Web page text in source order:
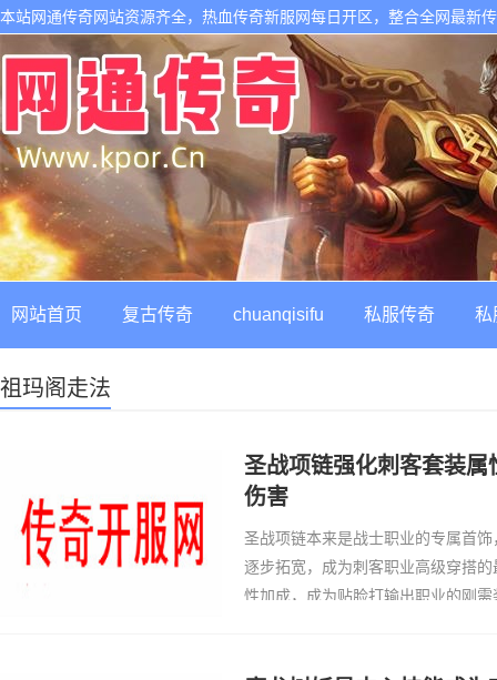
本站网通传奇网站资源齐全，热血传奇新服网每日开区，整合全网最新
网站首页 复古传奇 chuanqisifu 私服传奇 私
祖玛阁走法
圣战项链强化刺客套装
伤害
圣战项链本来是战士职业的专属首
逐步拓宽，成为刺客职业高级穿搭
性加成，成为贴脸打输出职业的刚